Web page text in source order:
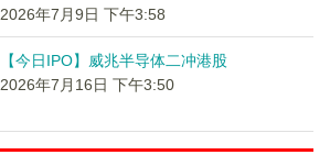
2026年7月9日 下午3:58
【今日IPO】威兆半导体二冲港股
2026年7月16日 下午3:50